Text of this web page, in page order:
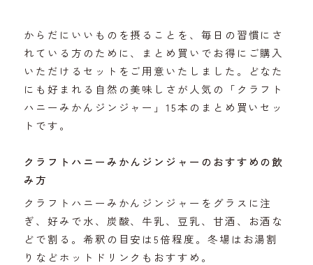
からだにいいものを摂ることを、毎日の習慣にさ
れている方のために、まとめ買いでお得にご購入
いただけるセットをご用意いたしました。どなた
にも好まれる自然の美味しさが人気の「クラフト
ハニーみかんジンジャー」15本のまとめ買いセッ
トです。
クラフトハニーみかんジンジャーのおすすめの飲
み方
クラフトハニーみかんジンジャーをグラスに注
ぎ、好みで水、炭酸、牛乳、豆乳、甘酒、お酒な
どで割る。希釈の目安は5倍程度。冬場はお湯割
りなどホットドリンクもおすすめ。